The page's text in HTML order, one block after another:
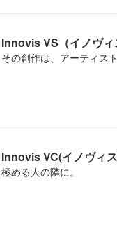
Innovis VS（イノヴィ
その創作は、アーティス
Innovis VC(イノヴィ
極める人の隣に。